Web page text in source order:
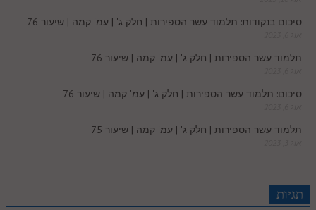
סיכום בנקודות: תלמוד עשר הספירות | חלק ג' | עמ' קמה | שיעור 76
תלמוד עשר הספירות | חלק ג' | עמ' קמה | שיעור 76
סיכום: תלמוד עשר הספירות | חלק ג' | עמ' קמה | שיעור 76
תלמוד עשר הספירות | חלק ג' | עמ' קמה | שיעור 75
תגיות